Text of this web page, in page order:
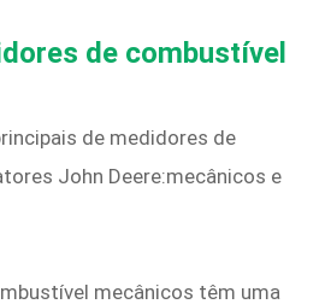
de combustível
de medidores de
John Deere:mecânicos e
mecânicos têm uma